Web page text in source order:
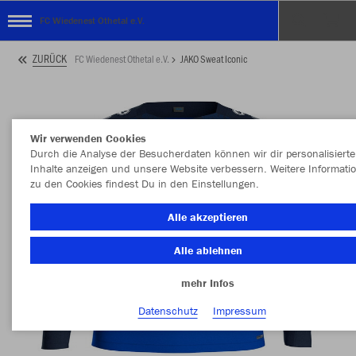
FC Wiedenest Othetal e.V.
ZURÜCK FC Wiedenest Othetal e.V. JAKO Sweat Iconic
Wir verwenden Cookies
Durch die Analyse der Besucherdaten können wir dir personalisierte
Inhalte anzeigen und unsere Website verbessern. Weitere
zu den Cookies findest Du in den Einstellungen.
Alle akzeptieren
Alle ablehnen
mehr Infos
Datenschutz
Impressum